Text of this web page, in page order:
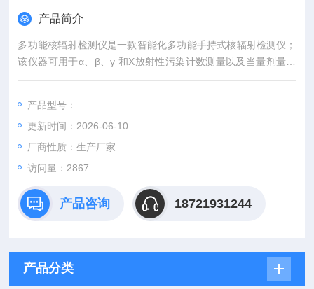
产品简介
多功能核辐射检测仪是一款智能化多功能手持式核辐射检测仪；
该仪器可用于α、β、γ 和X放射性污染计数测量以及当量剂量率
测量，未知放射性环境检测以及个人辐射防护。
产品型号：
更新时间：2026-06-10
厂商性质：生产厂家
访问量：2867
产品咨询 18721931244
产品分类